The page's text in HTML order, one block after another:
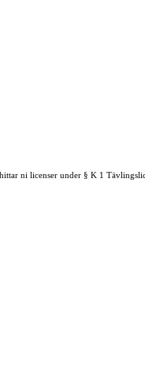
ni licenser under § K 1